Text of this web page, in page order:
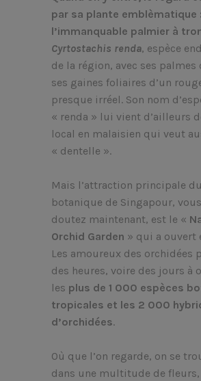
par sa plante emblèmatique
l’immanquable palmier à
Cyrtostachis renda, espèce
de la région, avec ses palmes
ses gaines foliaires d’un
presque irréel. Son nom
« renda » lui vient d’ailleurs
local en malaisien qui veut
« dentelle ».
Mais l’attraction principale
botanique de Singapour,
doutez maintenant, est le «
Orchid Garden » qui a ouvert
Les amoureux des orchidées
des heures, voire des jours à
les plus de 1 000 espèces
tropicales et les 2 000
d’orchidées.
Où que l’on regarde, on se
dans une multitude de